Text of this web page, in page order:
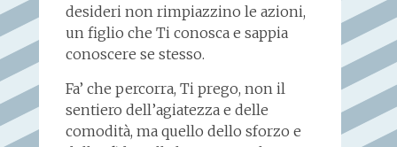
desideri non rimpiazzino le azioni,
un figlio che Ti conosca e sappia
conoscere se stesso.
Fa’ che percorra, Ti prego, non il
sentiero dell’agiatezza e delle
comodità, ma quello dello sforzo e